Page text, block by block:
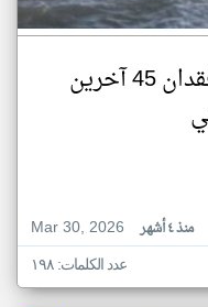
مقتل 9 مهاجرين وفقدان 45 آخرين
Mar 30, 2026
منذ ٤ أشهر
عدد الكلمات: ١٩٨